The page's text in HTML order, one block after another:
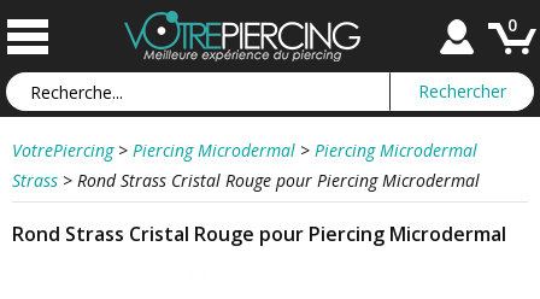
0
VotrePiercing > Piercing Microdermal > Piercing Microdermal
Strass > Rond Strass Cristal Rouge pour Piercing Microdermal
Rond Strass Cristal Rouge pour Piercing Microdermal